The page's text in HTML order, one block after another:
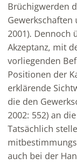
Brüchigwerden
Gewerkschaften
2001). Dennoch
Akzeptanz, mit
vorliegenden
Positionen der
erklärende
die den
2002: 552) an
Tatsächlich
auch bei der